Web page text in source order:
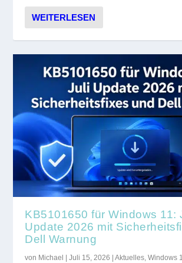
WEITERLESEN
KB5101650 für Windows 11:
Update 2026 mit
Dell Warnung
von Michael |Juli 15, 2026 |Aktuelles,Windows